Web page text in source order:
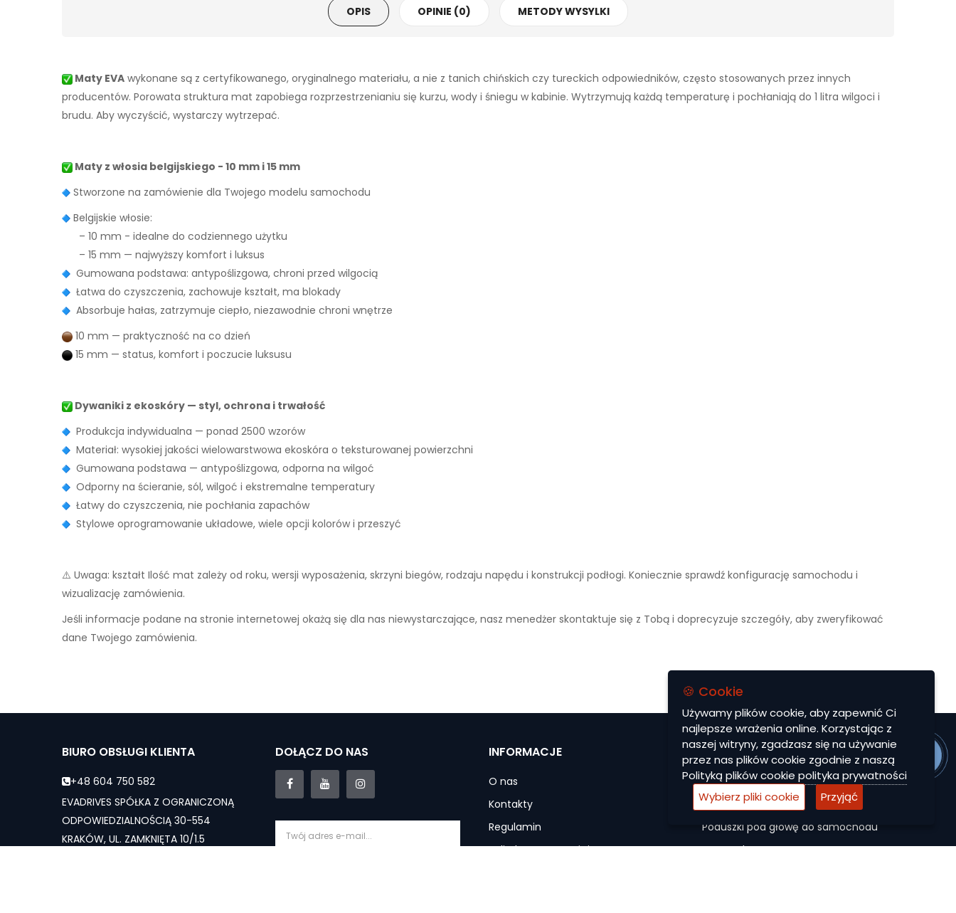
OPIS OPINIE (0) METODY WYSYLKI
Maty EVA wykonane są z certyfikowanego, oryginalnego materiału, a nie z tanich chińskich czy tureckich odpowiedników, często stosowanych przez innych
producentów. Porowata struktura mat zapobiega rozprzestrzenianiu się kurzu, wody i śniegu w kabinie. Wytrzymują każdą temperaturę i pochłaniają do 1 litra wilgoci i
brudu. Aby wyczyścić, wystarczy wytrzepać.
Maty z włosia belgijskiego - 10 mm i 15 mm
Stworzone na zamówienie dla Twojego modelu samochodu
Belgijskie włosie:
– 10 mm - idealne do codziennego użytku
– 15 mm — najwyższy komfort i luksus
Gumowana podstawa: antypoślizgowa, chroni przed wilgocią
Łatwa do czyszczenia, zachowuje kształt, ma blokady
Absorbuje hałas, zatrzymuje ciepło, niezawodnie chroni wnętrze
10 mm — praktyczność na co dzień
15 mm — status, komfort i poczucie luksusu
Dywaniki z ekoskóry — styl, ochrona i trwałość
Produkcja indywidualna — ponad 2500 wzorów
Materiał: wysokiej jakości wielowarstwowa ekoskóra o teksturowanej powierzchni
Gumowana podstawa — antypoślizgowa, odporna na wilgoć
Odporny na ścieranie, sól, wilgoć i ekstremalne temperatury
Łatwy do czyszczenia, nie pochłania zapachów
Stylowe oprogramowanie układowe, wiele opcji kolorów i przeszyć
⚠️ Uwaga: kształt Ilość mat zależy od roku, wersji wyposażenia, skrzyni biegów, rodzaju napędu i konstrukcji podłogi. Koniecznie sprawdź konfigurację samochodu i
wizualizację zamówienia.
Jeśli informacje podane na stronie internetowej okażą się dla nas niewystarczające, nasz menedżer skontaktuje się z Tobą i doprecyzuje szczegóły, aby zweryfikować
dane Twojego zamówienia.
BIURO OBSŁUGI KLIENTA
+48 604 750 582
EVADRIVES SPÓŁKA Z OGRANICZONĄ
ODPOWIEDZIALNOŚCIĄ 30-554
KRAKÓW, UL. ZAMKNIĘTA 10/1.5
DOŁĄCZ DO NAS INFORMACJE
O nas
Kontakty
Regulamin
Polityka prywatności
MENU
Dywaniki EVA
Autocase
Poduszki pod głowę do samochodu
Maty ochronne
🍪 Cookie
Używamy plików cookie, aby zapewnić Ci
najlepsze wrażenia online. Korzystając z
naszej witryny, zgadzasz się na używanie
przez nas plików cookie zgodnie z naszą
Polityką plików cookie polityka prywatności
Wybierz pliki cookie
Przyjąć